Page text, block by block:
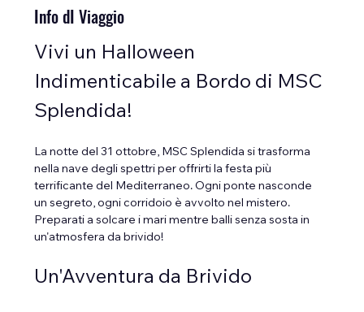
Info dI Viaggio
Vivi un Halloween
Indimenticabile a Bordo di MSC
Splendida!
La notte del 31 ottobre, MSC Splendida si trasforma
nella nave degli spettri per offrirti la festa più
terrificante del Mediterraneo. Ogni ponte nasconde
un segreto, ogni corridoio è avvolto nel mistero.
Preparati a solcare i mari mentre balli senza sosta in
un'atmosfera da brivido!
Un'Avventura da Brivido